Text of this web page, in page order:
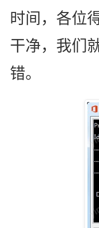
时间，各位
干净，我们
错。